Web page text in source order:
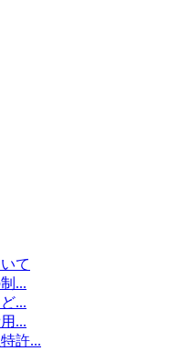
て
...
...
...
許...